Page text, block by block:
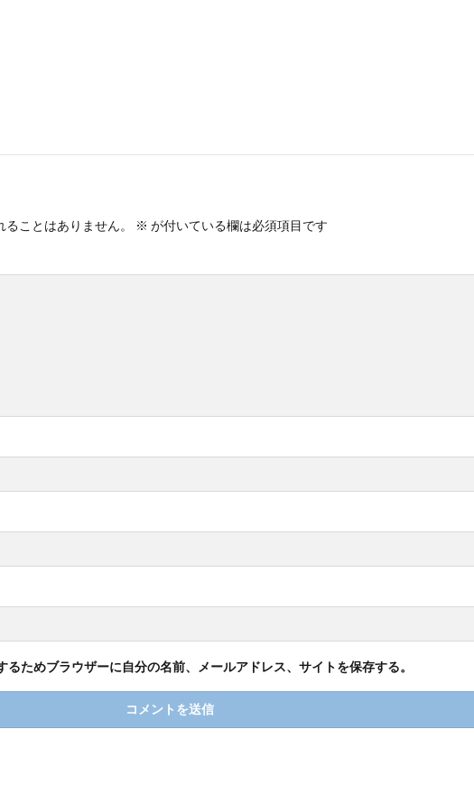
ことはありません。 ※ が付いている欄は必須項目です
るためブラウザーに自分の名前、メールアドレス、サイトを保存する。